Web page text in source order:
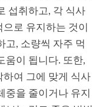
섭취하고, 각 식사
로 유지하는 것이
고, 소량씩 자주 먹
움이 됩니다. 또한,
여 그에 맞게 식사
중을 줄이거나 유지